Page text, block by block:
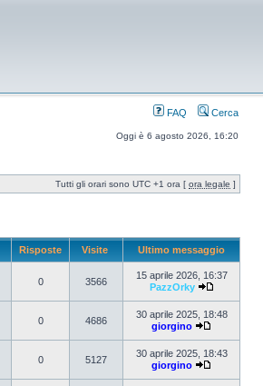
FAQ Cerca
Oggi è 6 agosto 2026, 16:20
Tutti gli orari sono UTC +1 ora [ ora legale ]
Risposte Visite Ultimo messaggio
0 3566
15 aprile 2026, 16:37
PazzOrky
0 4686
30 aprile 2025, 18:48
giorgino
0 5127
30 aprile 2025, 18:43
giorgino